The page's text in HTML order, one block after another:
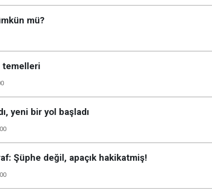
mü?
temelleri
yeni bir yol başladı
Şüphe değil, apaçık hakikatmiş!